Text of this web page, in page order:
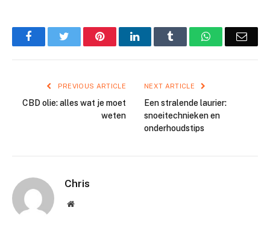
FacebookTwitter PinterestLinkedIn Tumblr WhatsApp
PREVIOUS ARTICLE
CBD olie: alles wat je moet
weten
NEXT ARTICLE
Een stralende laurier:
snoeitechnieken en
onderhoudstips
Chris
Website